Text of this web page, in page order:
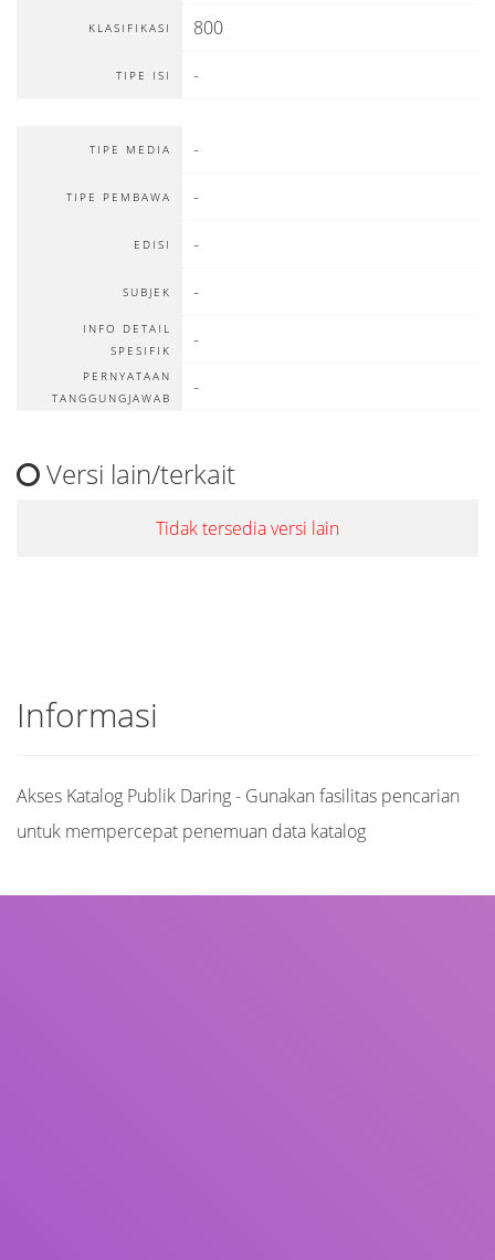
KLASIFIKASI 800
TIPE ISI -
TIPE MEDIA -
TIPE PEMBAWA -
EDISI -
SUBJEK -
INFO DETAIL
SPESIFIK
-
PERNYATAAN
TANGGUNGJAWAB
-
Versi lain/terkait
Tidak tersedia versi lain
Informasi
Akses Katalog Publik Daring - Gunakan fasilitas pencarian
untuk mempercepat penemuan data katalog